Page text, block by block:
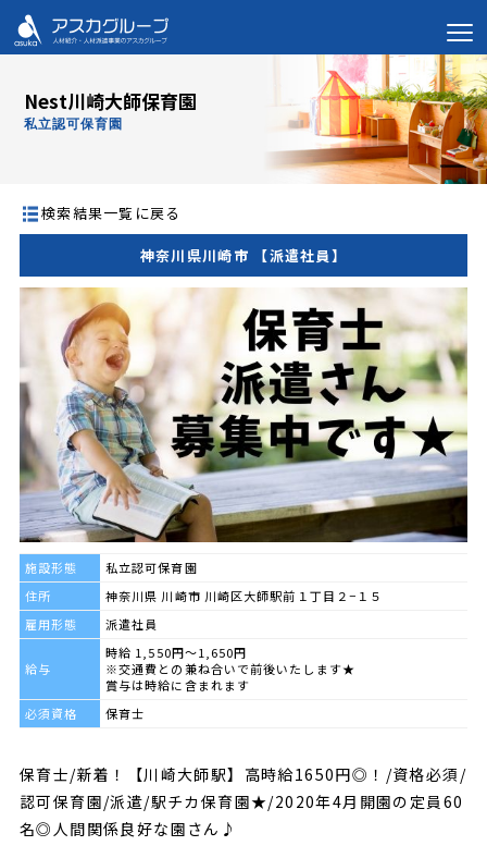
Nest川崎大師保育園
私立認可保育園
検索結果一覧に戻る
神奈川県川崎市 【派遣社員】
施設形態
私立認可保育園
住所
神奈川県 川崎市 川崎区大師駅前１丁目２−１５
雇用形態
派遣社員
給与
時給 1,550円～1,650円
※交通費との兼ね合いで前後いたします★
賞与は時給に含まれます
必須資格
保育士
保育士/新着！【川崎大師駅】高時給1650円◎！/資格必須/
認可保育園/派遣/駅チカ保育園★/2020年4月開園の定員60
名◎人間関係良好な園さん♪